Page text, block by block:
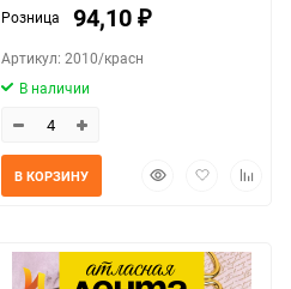
Розница 94,10 ₽
Артикул: 2010/красн
В наличии
БыстрыйДобавить
В КОРЗИНУ